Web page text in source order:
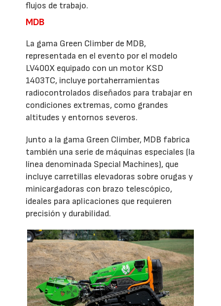
flujos de trabajo.
MDB
La gama Green Climber de MDB,
representada en el evento por el modelo
LV400X equipado con un motor KSD
1403TC, incluye portaherramientas
radiocontrolados diseñados para trabajar en
condiciones extremas, como grandes
altitudes y entornos severos.
Junto a la gama Green Climber, MDB fabrica
también una serie de máquinas especiales (la
línea denominada Special Machines), que
incluye carretillas elevadoras sobre orugas y
minicargadoras con brazo telescópico,
ideales para aplicaciones que requieren
precisión y durabilidad.